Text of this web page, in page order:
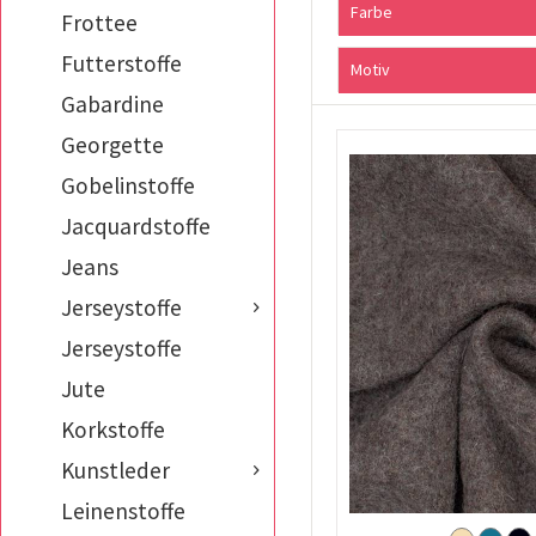
Frottee
Futterstoffe
Gabardine
Georgette
Gobelinstoffe
Jacquardstoffe
Jeans
Jerseystoffe
Jerseystoffe
Jute
Korkstoffe
Kunstleder
Leinenstoffe
Farbe
beige
blau
braun
gelb
grau
grün
kupfer
lila
mint
natur
orange
petrol
pink
rosa
rot
Motiv
Meliert
Uni